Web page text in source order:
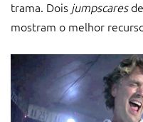
trama. Dois jumpscares
mostram o melhor